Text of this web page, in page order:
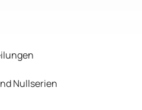
Nullserien